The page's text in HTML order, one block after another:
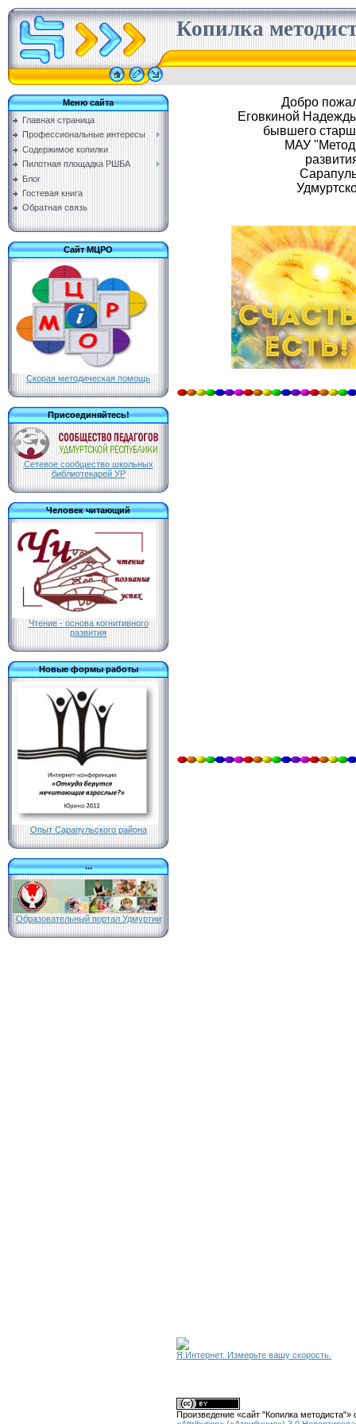
Копилка
Меню сайта
Главная страница
Профессиональные интересы
Содержимое копилки
Пилотная площадка РШБА
Блог
Гостевая книга
Обратная связь
Сайт МЦРО
Скорая методическая помощь
Присоединяйтесь!
Сетевое сообщество школьных
библиотекарей УР
Человек читающий
Чтение - основа когнитивного
развития
Новые формы работы
Опыт Сарапульского района
...
Образовательный портал Удмуртии
Добро
Еговкиной
бывшего
МАУ
Я.Интернет. Измерьте вашу скорость.
Произведение «сайт "Копилка методиста"»